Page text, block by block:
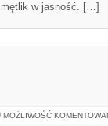
mętlik w jasność. […]
MOŻLIWOŚĆ